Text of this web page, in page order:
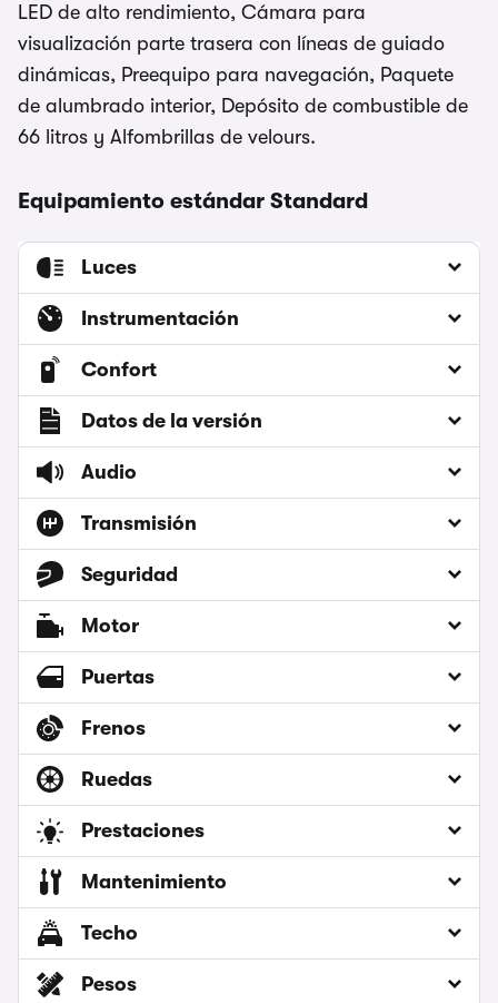
LED de alto rendimiento, Cámara para
visualización parte trasera con líneas de guiado
dinámicas, Preequipo para navegación, Paquete
de alumbrado interior, Depósito de combustible de
66 litros y Alfombrillas de velours.
Equipamiento estándar Standard
Luces
Instrumentación
Confort
Datos de la versión
Audio
Transmisión
Seguridad
Motor
Puertas
Frenos
Ruedas
Prestaciones
Mantenimiento
Techo
Pesos